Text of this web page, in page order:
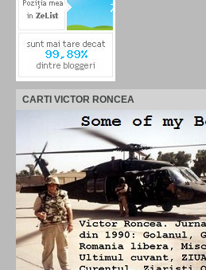
CARTI VICTOR RONCEA